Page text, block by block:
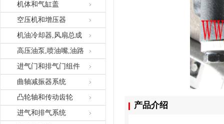
机体和气缸盖
空压机和增压器
机油冷却器,风扇总成
高压油泵,喷油嘴,油路
进气门和排气门组件
曲轴减振器系统
凸轮轴和传动齿轮
进气和排气系统
产品介绍